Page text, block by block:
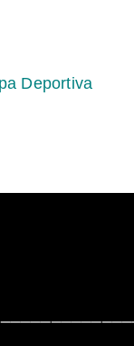
Deportiva